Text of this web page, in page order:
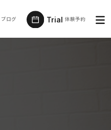
ブログ Trial 体験予約